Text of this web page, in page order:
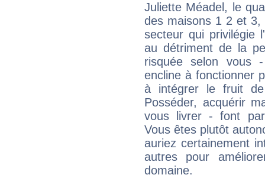
Juliette Méadel, le
des maisons 1 2 et
secteur qui privilégie
au détriment de la
risquée selon vous
encline à fonctionner
à intégrer le fruit
Posséder, acquérir
vous livrer - font
Vous êtes plutôt
auriez certainement
autres pour
domaine.